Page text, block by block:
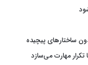
ساختارهای پیچیده
مهارت می‌سازد